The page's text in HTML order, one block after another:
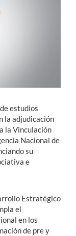
estudios
la adjudicación
la Vinculación
Nacional de
su
e
Estratégico
el
en los
de pre y